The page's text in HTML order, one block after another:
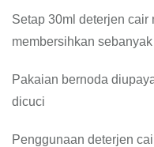
Setap 30ml deterjen
membersihkan
Pakaian bernoda
dicuci
Penggunaan deterjen